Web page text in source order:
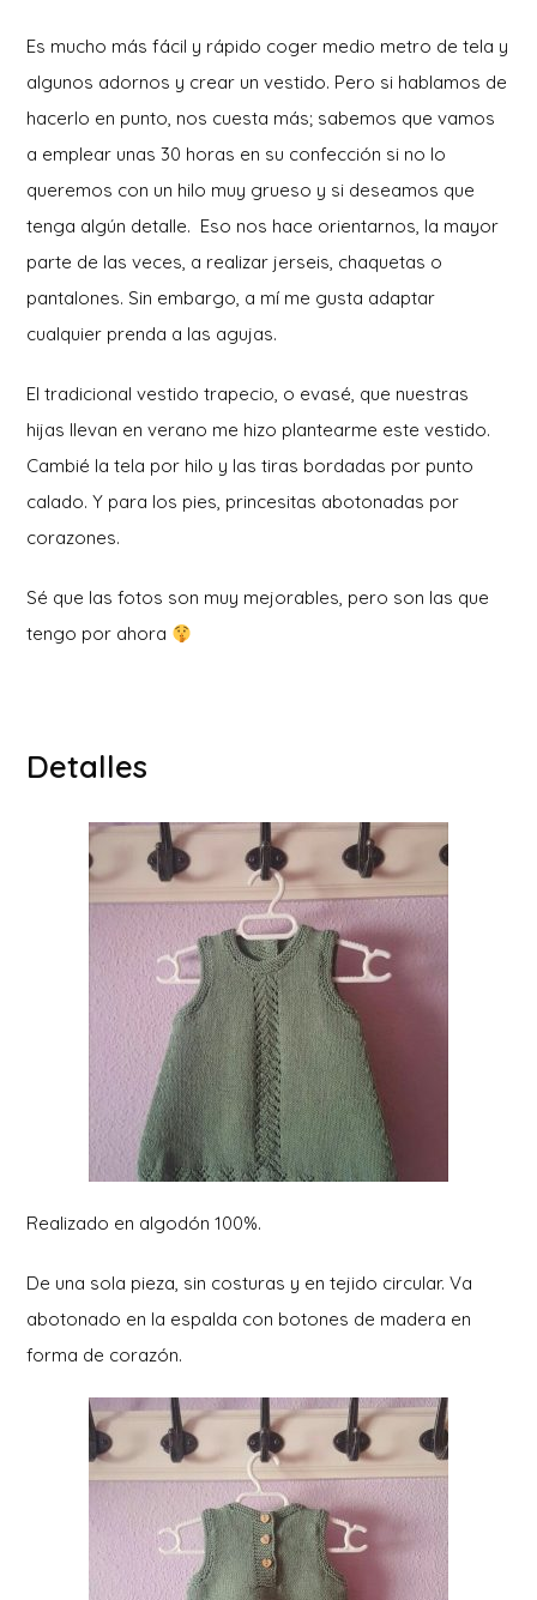
Es mucho más fácil y rápido coger medio metro de tela y
algunos adornos y crear un vestido. Pero si hablamos de
hacerlo en punto, nos cuesta más; sabemos que vamos
a emplear unas 30 horas en su confección si no lo
queremos con un hilo muy grueso y si deseamos que
tenga algún detalle. Eso nos hace orientarnos, la mayor
parte de las veces, a realizar jerseis, chaquetas o
pantalones. Sin embargo, a mí me gusta adaptar
cualquier prenda a las agujas.
El tradicional vestido trapecio, o evasé, que nuestras
hijas llevan en verano me hizo plantearme este vestido.
Cambié la tela por hilo y las tiras bordadas por punto
calado. Y para los pies, princesitas abotonadas por
corazones.
Sé que las fotos son muy mejorables, pero son las que
tengo por ahora
Detalles
Realizado en algodón 100%.
De una sola pieza, sin costuras y en tejido circular. Va
abotonado en la espalda con botones de madera en
forma de corazón.